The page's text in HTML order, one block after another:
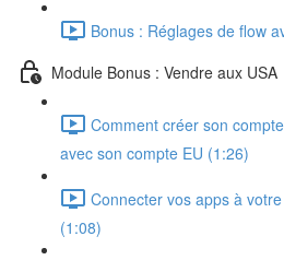
Bonus : Réglages de flow
Module Bonus : Vendre aux USA
Comment créer son
avec son compte EU (1:26)
Connecter vos apps à
(1:08)